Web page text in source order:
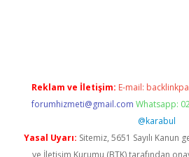
Reklam ve İletişim: E-mail:
forumhizmeti@gmail.com Whatsapp:
@karabul
Yasal Uyarı: Sitemiz, 5651 Sayılı
ve İletişim Kurumu (BTK) tarafından